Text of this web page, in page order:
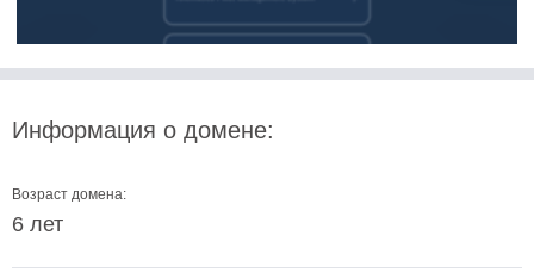
Информация о домене:
Возраст домена:
6 лет